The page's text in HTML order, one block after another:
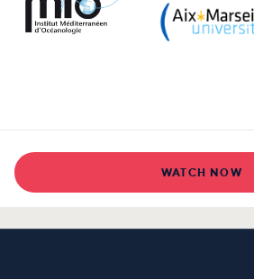
WATCH NOW